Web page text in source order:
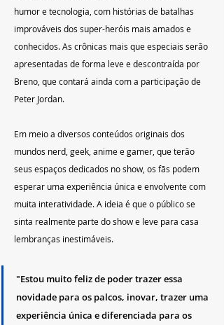
humor e tecnologia, com histórias de batalhas
improváveis dos super-heróis mais amados e
conhecidos. As crônicas mais que especiais serão
apresentadas de forma leve e descontraída por
Breno, que contará ainda com a participação de
Peter Jordan.
Em meio a diversos conteúdos originais dos
mundos nerd, geek, anime e gamer, que terão
seus espaços dedicados no show, os fãs podem
esperar uma experiência única e envolvente com
muita interatividade. A ideia é que o público se
sinta realmente parte do show e leve para casa
lembranças inestimáveis.
"Estou muito feliz de poder trazer essa
novidade para os palcos, inovar, trazer uma
experiência única e diferenciada para os